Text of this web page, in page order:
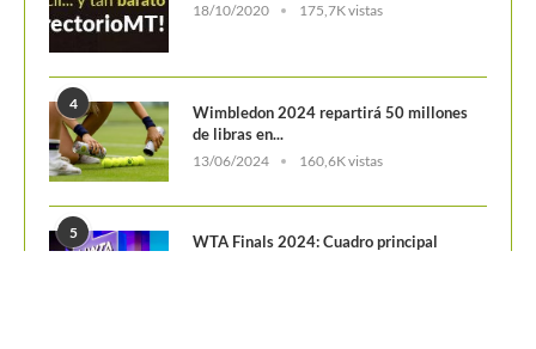
18/10/2020 175,7K vistas
4
Wimbledon 2024 repartirá 50 millones
de libras en...
13/06/2024 160,6K vistas
5 WTA Finals 2024: Cuadro principal